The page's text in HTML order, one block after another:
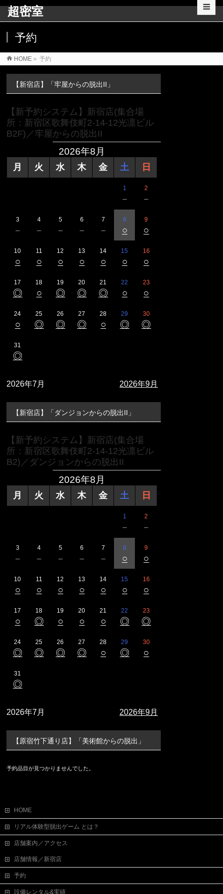
超密室
予約
HOME » 予約
【新宿店】「牢屋からの脱出II」
【新予約システム】新宿店(集合場
所：新宿区歌舞伎町2-14-12光凛ビル
B2F)／牢屋からの脱出II
2026年8月
月 火 水 木 金 土 日
1
－
2
－
3
－
4
－
5
－
6
－
7
－
8
○
9
○
10
○
11
○
12
○
13
○
14
○
15
○
16
○
17
◎
18
○
19
◎
20
◎
21
◎
22
○
23
○
24
○
25
◎
26
◎
27
◎
28
○
29
◎
30
◎
31
◎
2026年7月 2026年9月
【新宿店】「ダンジョンからの脱出II」
【新予約システム】新宿店(集合場
所：新宿区歌舞伎町2-14-12光凛ビル
B2)／ダンジョンからの脱出II
2026年8月
月 火 水 木 金 土 日
1
－
2
－
3
－
4
－
5
－
6
－
7
－
8
○
9
○
10
○
11
○
12
○
13
○
14
○
15
○
16
○
17
○
18
◎
19
○
20
○
21
○
22
◎
23
◎
24
◎
25
◎
26
◎
27
◎
28
○
29
◎
30
○
31
◎
2026年7月 2026年9月
【原宿竹下通り店】「美術館からの脱出」
予約品目が見つかりませんでした。
HOME
リアル体験型脱出ゲーム とは？
店舗案内／アクセス
店舗情報／新宿店
予約
設備レンタル&実績